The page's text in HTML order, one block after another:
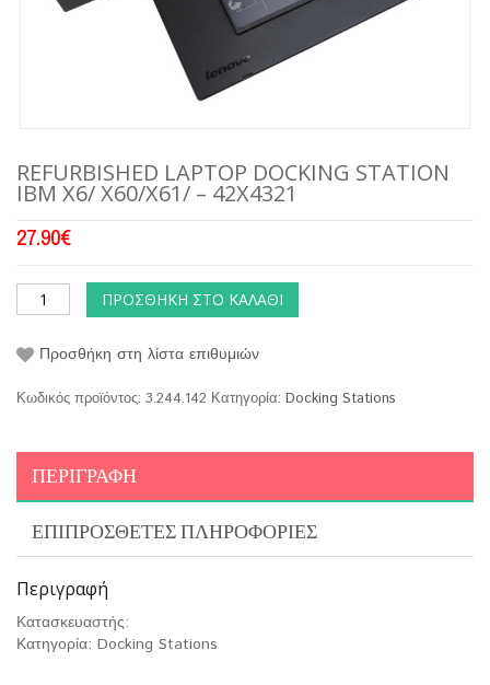
REFURBISHED LAPTOP DOCKING STATION
IBM X6/ X60/X61/ – 42X4321
27.90€
ΠΡΟΣΘΉΚΗ ΣΤΟ ΚΑΛΆΘΙ
Προσθήκη στη λίστα επιθυμιών
Κωδικός προϊόντος: 3.244.142 Κατηγορία: Docking Stations
ΠΕΡΙΓΡΑΦΉ
ΕΠΙΠΡΌΣΘΕΤΕΣ ΠΛΗΡΟΦΟΡΊΕΣ
Περιγραφή
Κατασκευαστής:
Κατηγορία: Docking Stations